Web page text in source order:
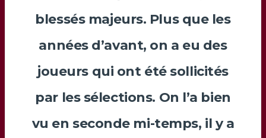
blessés majeurs. Plus que les
années d’avant, on a eu des
joueurs qui ont été sollicités
par les sélections. On l’a bien
vu en seconde mi-temps, il y a